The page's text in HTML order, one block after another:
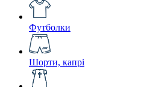
Футболки
Шорти, капрі